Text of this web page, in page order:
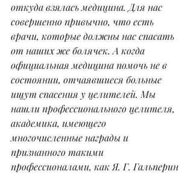
откуда взялась медицина. Для нас
совершенно привычно, что есть
врачи, которые должны нас спасать
от наших же болячек. А когда
официальная медицина помочь не в
состоянии, отчаявшиеся больные
ищут спасения у целителей. Мы
нашли профессионального целителя,
академика, имеющего
многочисленные награды и
признанного такими
профессионалами, как Я. Г. Гальперин